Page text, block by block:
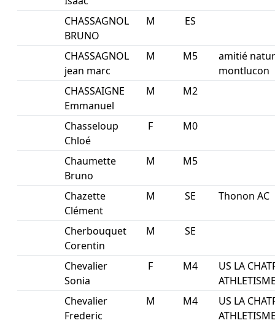
CHASSAGNOL
BRUNO
M ES
CHASSAGNOL
jean marc
M M5
amitié
montlucon
CHASSAIGNE
Emmanuel
M M2
Chasseloup
Chloé
F M0
Chaumette
Bruno
M M5
Chazette
Clément
M SE Thonon AC
Cherbouquet
Corentin
M SE
Chevalier
Sonia
F M4
US LA
Chevalier
Frederic
M M4
US LA